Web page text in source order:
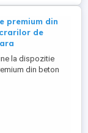
...
premium din
de
la dispozitie
din beton
bolțari de
palisade trepte
accent pe
estetic,